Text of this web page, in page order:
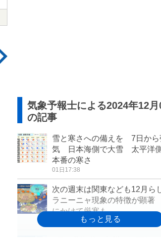
気象予報士による2024年12月
の記事
雪と寒さへの備えを 7日から
気 日本海側で大雪 太平洋
本番の寒さ
01日17:38
次の週末は関東なども12月ら
ラニーニャ現象の特徴が顕
にかけて厳寒も